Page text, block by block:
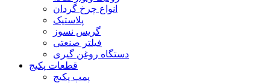
انواع چرخ گردان
پلاستیک
گریس نسوز
فیلتر صنعتی
دستگاه روغن گیری
قطعات پکیج
پمپ پکیج